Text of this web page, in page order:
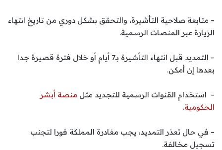
– متابعة صلاحية التأشيرة، والتحقق بشكل دوري من تاريخ انتهاء
الزيارة عبر المنصات الرسمية.
– التمديد قبل انتهاء التأشيرة بـ7 أيام أو خلال فترة قصيرة جدا
بعدها إن أمكن.
– استخدام القنوات الرسمية للتجديد مثل منصة أبشر
الحكومية.
– في حال تعذر التمديد، يجب مغادرة المملكة فورا لتجنب
تسجيل مخالفة.